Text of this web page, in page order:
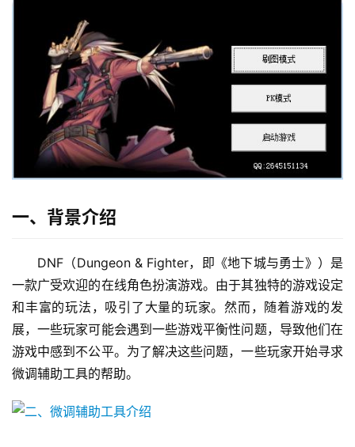
一、背景介绍
DNF（Dungeon & Fighter，即《地下城与勇士》）是
一款广受欢迎的在线角色扮演游戏。由于其独特的游戏设定
和丰富的玩法，吸引了大量的玩家。然而，随着游戏的发
展，一些玩家可能会遇到一些游戏平衡性问题，导致他们在
游戏中感到不公平。为了解决这些问题，一些玩家开始寻求
微调辅助工具的帮助。